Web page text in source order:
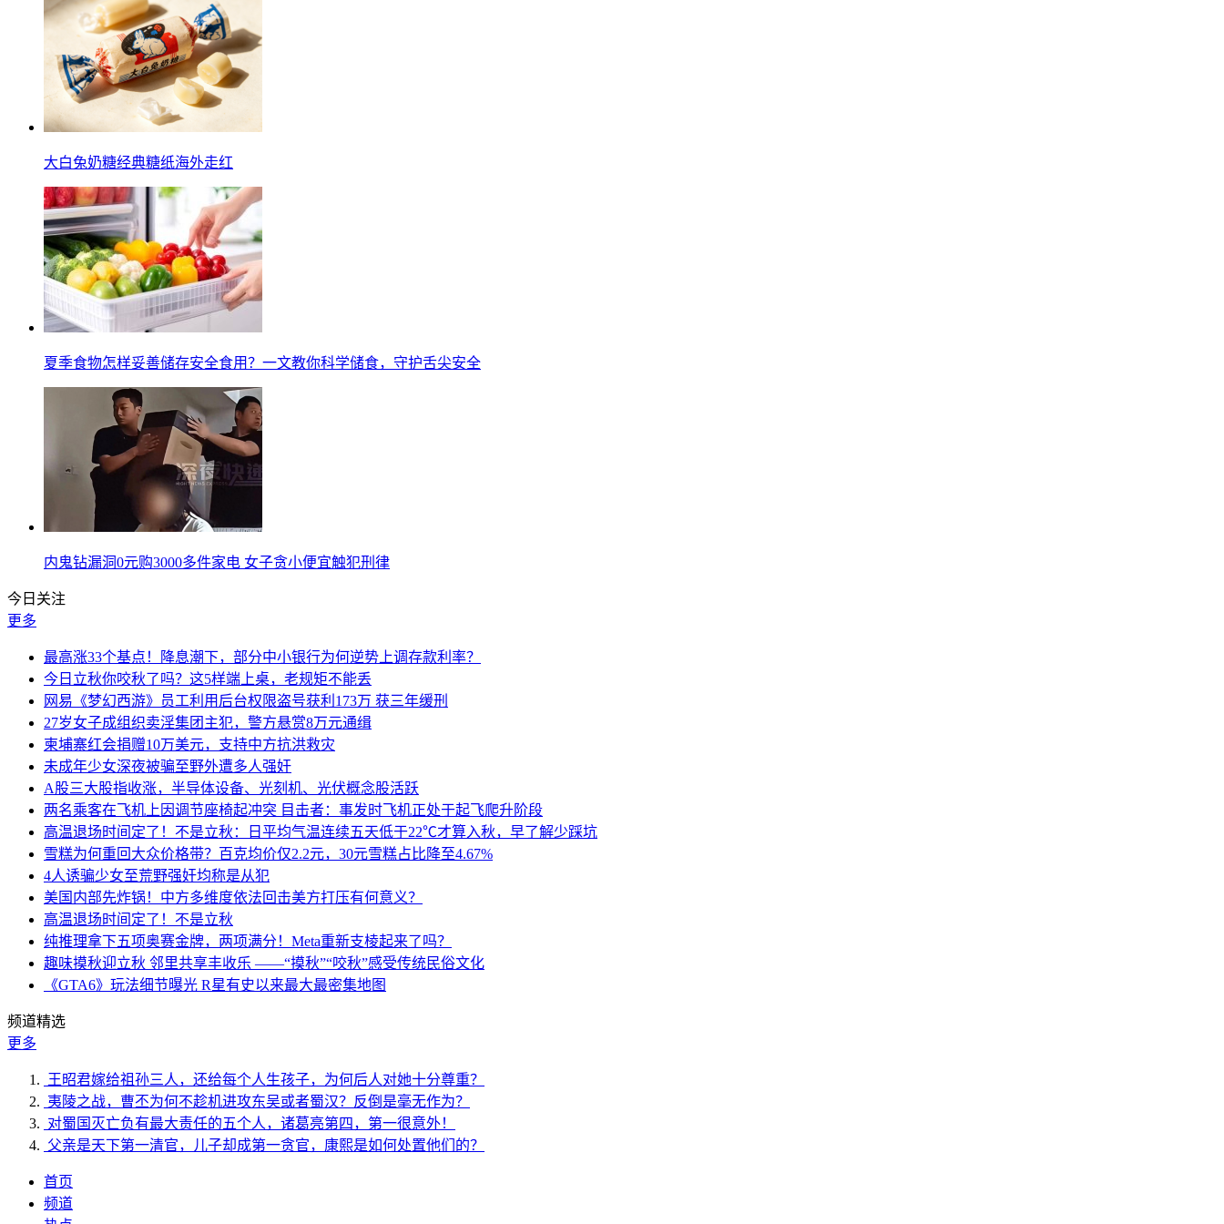
大白兔奶糖经典糖纸海外走红
夏季食物怎样妥善储存安全食用？一文教你科学储食，守护舌尖安全
内鬼钻漏洞0元购3000多件家电 女子贪小便宜触犯刑律
今日关注
更多
最高涨33个基点！降息潮下，部分中小银行为何逆势上调存款利率？
今日立秋你咬秋了吗？这5样端上桌，老规矩不能丢
网易《梦幻西游》员工利用后台权限盗号获利173万 获三年缓刑
27岁女子成组织卖淫集团主犯，警方悬赏8万元通缉
柬埔寨红会捐赠10万美元，支持中方抗洪救灾
未成年少女深夜被骗至野外遭多人强奸
A股三大股指收涨，半导体设备、光刻机、光伏概念股活跃
两名乘客在飞机上因调节座椅起冲突 目击者：事发时飞机正处于起飞爬升阶段
高温退场时间定了！不是立秋：日平均气温连续五天低于22℃才算入秋，早了解少踩坑
雪糕为何重回大众价格带？百克均价仅2.2元，30元雪糕占比降至4.67%
4人诱骗少女至荒野强奸均称是从犯
美国内部先炸锅！中方多维度依法回击美方打压有何意义？
高温退场时间定了！不是立秋
纯推理拿下五项奥赛金牌，两项满分！Meta重新支棱起来了吗？
趣味摸秋迎立秋 邻里共享丰收乐 ——“摸秋”“咬秋”感受传统民俗文化
《GTA6》玩法细节曝光 R星有史以来最大最密集地图
频道精选
更多
王昭君嫁给祖孙三人，还给每个人生孩子，为何后人对她十分尊重？
夷陵之战，曹丕为何不趁机进攻东吴或者蜀汉？反倒是毫无作为？
对蜀国灭亡负有最大责任的五个人，诸葛亮第四，第一很意外！
父亲是天下第一清官，儿子却成第一贪官，康熙是如何处置他们的？
首页
频道